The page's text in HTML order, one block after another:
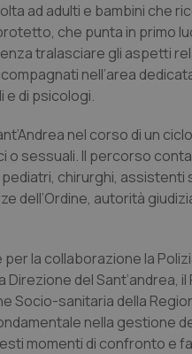
ad adulti e bambini che
che punta in primo
tralasciare gli aspetti
nell’area
e di psicologi.
nel corso di un
sessuali. Il percorso
chirurghi, assistenti
dell’Ordine, autorità
la collaborazione la
Direzione del Sant’andrea,
Socio-sanitaria della
nella gestione
momenti di confronto e